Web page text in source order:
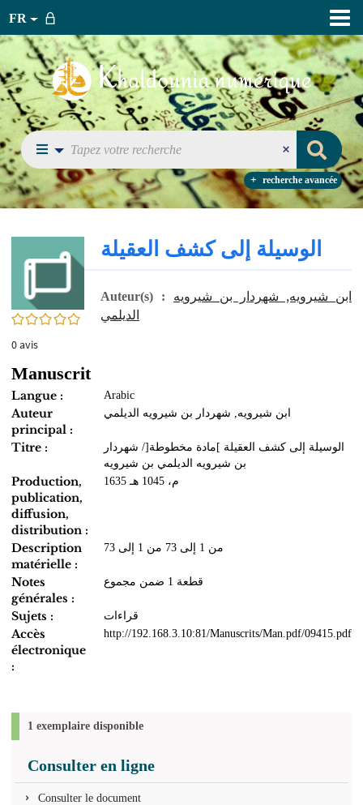
FR
recherche avancée
0/5
0avis
الوسيلة إلى كشف العقيلة
Auteur(s) : ابن شيرويه, شهردار بن شيرويه
الديلمي
Manuscrit
Langue : Arabic
Auteur
principal :
ابن شيرويه, شهردار بن شيرويه الديلمي
Titre :
الوسيلة إلى كشف العقيلة ]مادة مخطوطة[/ شهردار
بن شيرويه الديلمي بن شيرويه
Production,
publication,
diffusion,
distribution :
1635 م، 1045 هـ
Description
matérielle :
من 1 إلى 73 من 1 إلى 73
Notes
générales :
قطعة 1 ضمن مجموع
Sujets : قراءات
Accès
électronique
:
http://192.168.3.10:81/Manuscrits/Man.pdf/09415.pdf
1 exemplaire disponible
Consulter en ligne
Consulter le document